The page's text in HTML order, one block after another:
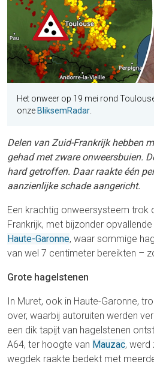
Het onweer op 19 mei rond
onze BliksemRadar
Delen van Zuid-Frankrijk hebben
gehad met zware onweersbuien.
hard getroffen. Daar raakte één
aanzienlijke schade aangericht.
Een krachtig onweersysteem trok
Frankrijk, met bijzonder
Haute-Garonne, waar sommige
van wel 7 centimeter bereikten –
Grote hagelstenen
In Muret, ook in Haute-Garonne,
over, waarbij autoruiten werden
een dik tapijt van hagelstenen
A64, ter hoogte van Mauzac, werd
wegdek raakte bedekt met